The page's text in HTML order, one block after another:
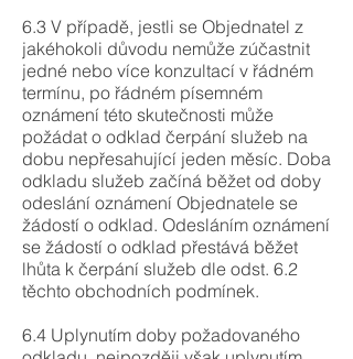
6.3 V případě, jestli se Objednatel z
jakéhokoli důvodu nemůže zúčastnit
jedné nebo více konzultací v řádném
termínu, po řádném písemném
oznámení této skutečnosti může
požádat o odklad čerpání služeb na
dobu nepřesahující jeden měsíc. Doba
odkladu služeb začíná běžet od doby
odeslání oznámení Objednatele se
žádostí o odklad. Odesláním oznámení
se žádostí o odklad přestává běžet
lhůta k čerpání služeb dle odst. 6.2
těchto obchodních podmínek.
6.4 Uplynutím doby požadovaného